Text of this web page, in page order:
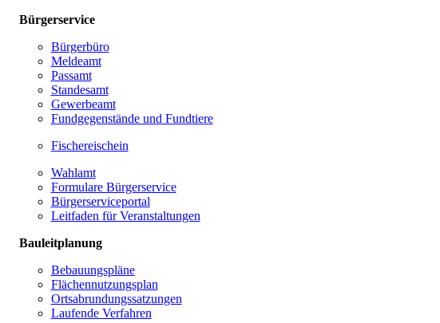
Bürgerservice
Bürgerbüro
Meldeamt
Passamt
Standesamt
Gewerbeamt
Fundgegenstände und Fundtiere
Fischereischein
Wahlamt
Formulare Bürgerservice
Bürgerserviceportal
Leitfaden für Veranstaltungen
Bauleitplanung
Bebauungspläne
Flächennutzungsplan
Ortsabrundungssatzungen
Laufende Verfahren